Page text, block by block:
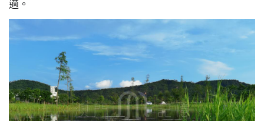
門
搜
索
圖
媽
適。